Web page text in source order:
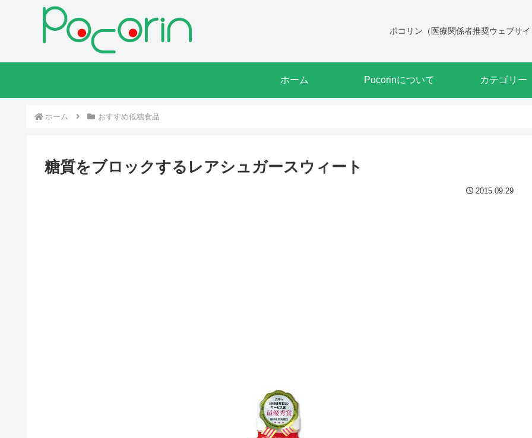
ポコリン（医療関係者推奨ウェブサ
ホーム Pocorinについて カテゴリー
ホーム おすすめ低糖食品
糖質をブロックするレアシュガースウィート
2015.09.29